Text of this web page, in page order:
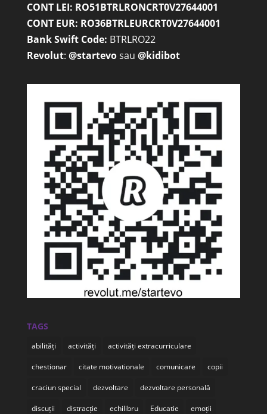
CONT LEI: RO51BTRLRONCRT0V27644001
CONT EUR: RO36BTRLEURCRT0V27644001
Bank Swift Code: BTRLRO22
Revolut: @startevosau @kidibot
TAGS
abilități activități activități extracurriculare
chestionar citate motivationale comunicare copii
craciun special dezvoltare dezvoltare personală
discuții distracție echilibru Educatie emoții